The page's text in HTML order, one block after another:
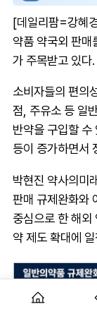
[데일리팜=강혜
약품 약국외 판매
가 주목받고 있다.
소비자들의 편의
점, 주유소 등 일
반약을 구입할 수
등이 증가하면서
박현진 약사의미
판매 규제완화와
중심으로 한 해외
약 제도 확대에